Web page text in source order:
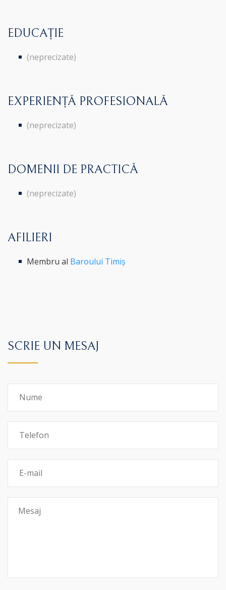
EDUCAȚIE
(neprecizate)
EXPERIENȚĂ PROFESIONALĂ
(neprecizate)
DOMENII DE PRACTICĂ
(neprecizate)
AFILIERI
Membru al Baroului Timiș
SCRIE UN MESAJ